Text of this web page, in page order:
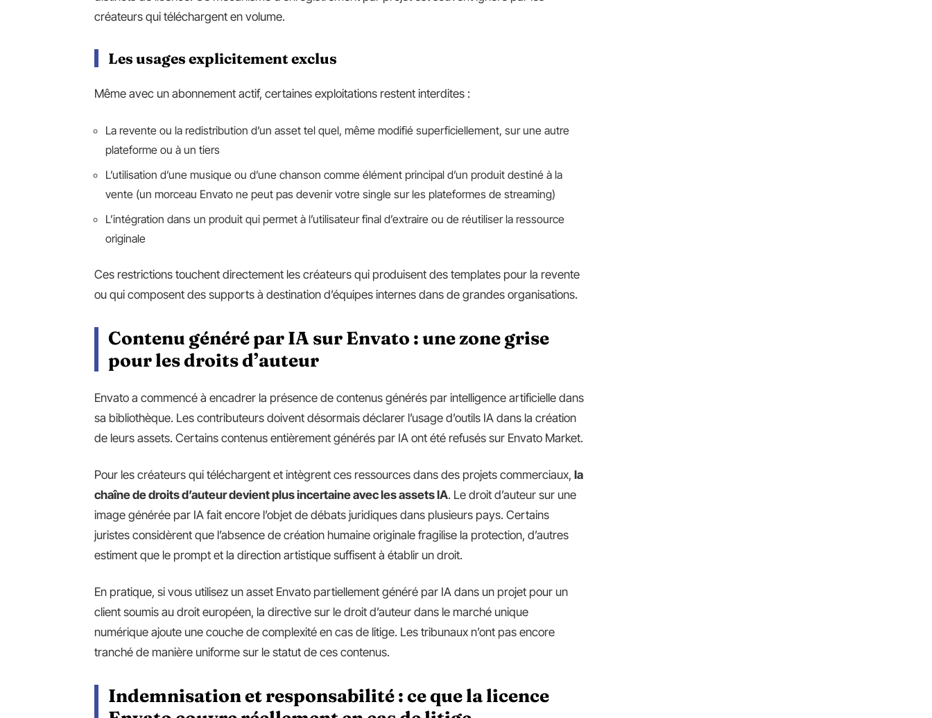
créateurs qui téléchargent en volume.
Les usages explicitement exclus
Même avec un abonnement actif, certaines exploitations restent interdites :
La revente ou la redistribution d’un asset tel quel, même modifié superficiellement, sur une autre
plateforme ou à un tiers
L’utilisation d’une musique ou d’une chanson comme élément principal d’un produit destiné à la
vente (un morceau Envato ne peut pas devenir votre single sur les plateformes de streaming)
L’intégration dans un produit qui permet à l’utilisateur final d’extraire ou de réutiliser la ressource
originale
Ces restrictions touchent directement les créateurs qui produisent des templates pour la revente
ou qui composent des supports à destination d’équipes internes dans de grandes organisations.
Contenu généré par IA sur Envato : une zone grise
pour les droits d’auteur
Envato a commencé à encadrer la présence de contenus générés par intelligence artificielle dans
sa bibliothèque. Les contributeurs doivent désormais déclarer l’usage d’outils IA dans la création
de leurs assets. Certains contenus entièrement générés par IA ont été refusés sur Envato Market.
Pour les créateurs qui téléchargent et intègrent ces ressources dans des projets commerciaux, la
chaîne de droits d’auteur devient plus incertaine avec les assets IA. Le droit d’auteur sur une
image générée par IA fait encore l’objet de débats juridiques dans plusieurs pays. Certains
juristes considèrent que l’absence de création humaine originale fragilise la protection, d’autres
estiment que le prompt et la direction artistique suffisent à établir un droit.
En pratique, si vous utilisez un asset Envato partiellement généré par IA dans un projet pour un
client soumis au droit européen, la directive sur le droit d’auteur dans le marché unique
numérique ajoute une couche de complexité en cas de litige. Les tribunaux n’ont pas encore
tranché de manière uniforme sur le statut de ces contenus.
Indemnisation et responsabilité : ce que la licence